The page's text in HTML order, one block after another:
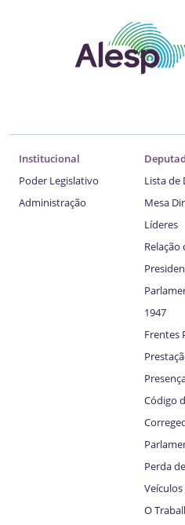
Institucional
Poder Legislativo
Administração
Lista de
Mesa
Líderes
Relação
1947
Frentes
Código
Perda
O